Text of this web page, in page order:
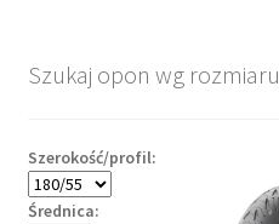
Szukaj opon wg rozmiaru
Szerokość/profil:
Średnica: